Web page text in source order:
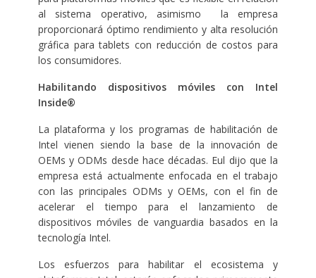
al sistema operativo, asimismo la empresa
proporcionará óptimo rendimiento y alta resolución
gráfica para tablets con reducción de costos para
los consumidores.
Habilitando dispositivos móviles con Intel
Inside®
La plataforma y los programas de habilitación de
Intel vienen siendo la base de la innovación de
OEMs y ODMs desde hace décadas. Eul dijo que la
empresa está actualmente enfocada en el trabajo
con las principales ODMs y OEMs, con el fin de
acelerar el tiempo para el lanzamiento de
dispositivos móviles de vanguardia basados en la
tecnología Intel.
Los esfuerzos para habilitar el ecosistema y